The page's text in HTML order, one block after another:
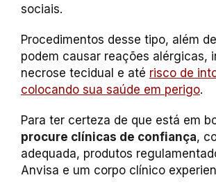
sociais.
Procedimentos desse tipo, além
podem causar reações alérgicas,
necrose tecidual e até risco de
colocando sua saúde em perigo.
Para ter certeza de que está em
procure clínicas de confiança,
adequada, produtos
Anvisa e um corpo clínico